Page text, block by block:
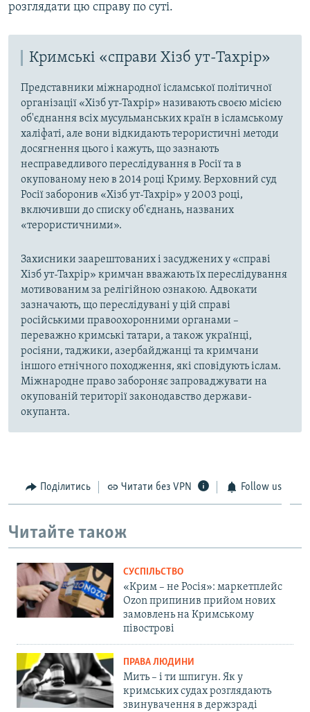
розглядати цю справу по суті.
Кримські «справи Хізб ут-Тахрір»
Представники міжнародної ісламської політичної
організації «Хізб ут-Тахрір» називають своєю місією
об'єднання всіх мусульманських країн в ісламському
халіфаті, але вони відкидають терористичні методи
досягнення цього і кажуть, що зазнають
несправедливого переслідування в Росії та в
окупованому нею в 2014 році Криму. Верховний суд
Росії заборонив «Хізб ут-Тахрір» у 2003 році,
включивши до списку об'єднань, названих
«терористичними».
Захисники заарештованих і засуджених у «справі
Хізб ут-Тахрір» кримчан вважають їх переслідування
мотивованим за релігійною ознакою. Адвокати
зазначають, що переслідувані у цій справі
російськими правоохоронними органами –
переважно кримські татари, а також українці,
росіяни, таджики, азербайджанці та кримчани
іншого етнічного походження, які сповідують іслам.
Міжнародне право забороняє запроваджувати на
окупованій території законодавство держави-
окупанта.
Поділитись Читати без VPN Follow us
Читайте також
СУСПІЛЬСТВО
«Крим – не Росія»: маркетплейс
Ozon припинив прийом нових
замовлень на Кримському
півострові
ПРАВА ЛЮДИНИ
Мить – і ти шпигун. Як у
кримських судах розглядають
звинувачення в держзраді